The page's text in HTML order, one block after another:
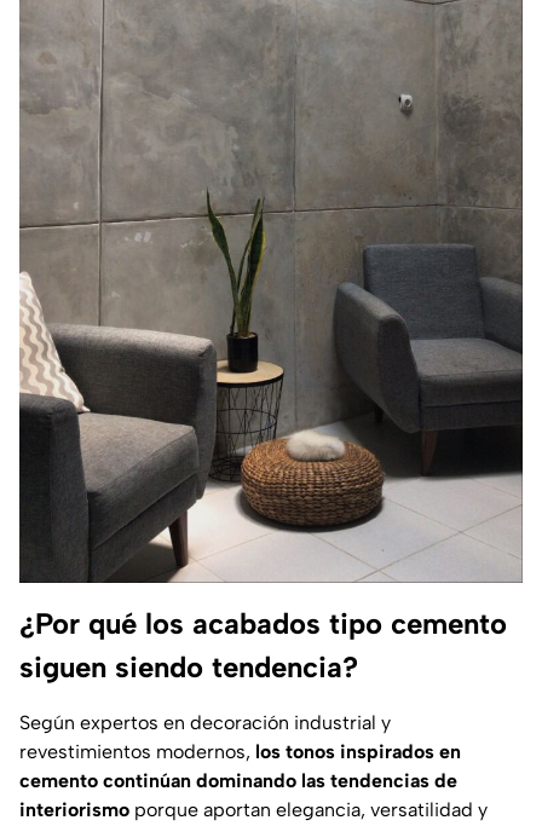
¿Por qué los acabados tipo cemento
siguen siendo tendencia?
Según expertos en decoración industrial y
revestimientos modernos, los tonos inspirados en
cemento continúan dominando las tendencias de
interiorismo porque aportan elegancia, versatilidad y